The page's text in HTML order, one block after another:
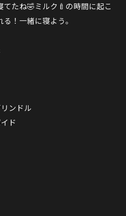
てたね🤣ミルク🍼の時間に起こ
！一緒に寝よう。
ンドル
ド